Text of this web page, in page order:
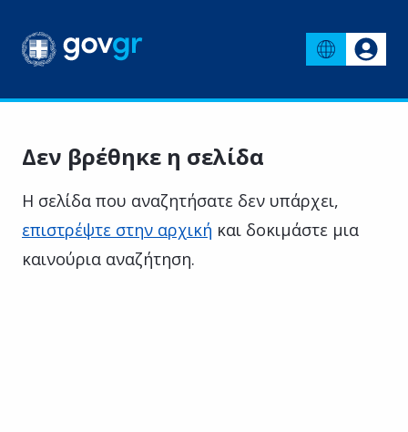
Δεν βρέθηκε η σελίδα
Η σελίδα που αναζητήσατε δεν υπάρχει,
επιστρέψτε στην αρχική και δοκιμάστε μια
καινούρια αναζήτηση.